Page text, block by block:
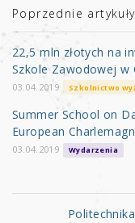
r b
o
o
k
Poprzednie artykuły
22,5 mln złotych na
Szkole Zawodowej w
03.04.2019 Szkolnictwo
Summer School on
European
03.04.2019 Wydarzenia